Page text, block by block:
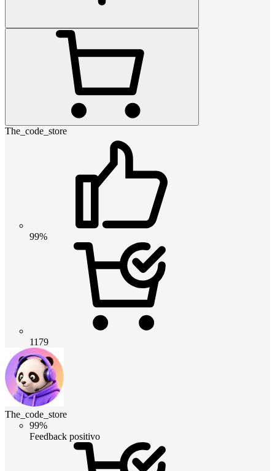
The_code_store
99%
1179
The_code_store
99%
Feedback positivo